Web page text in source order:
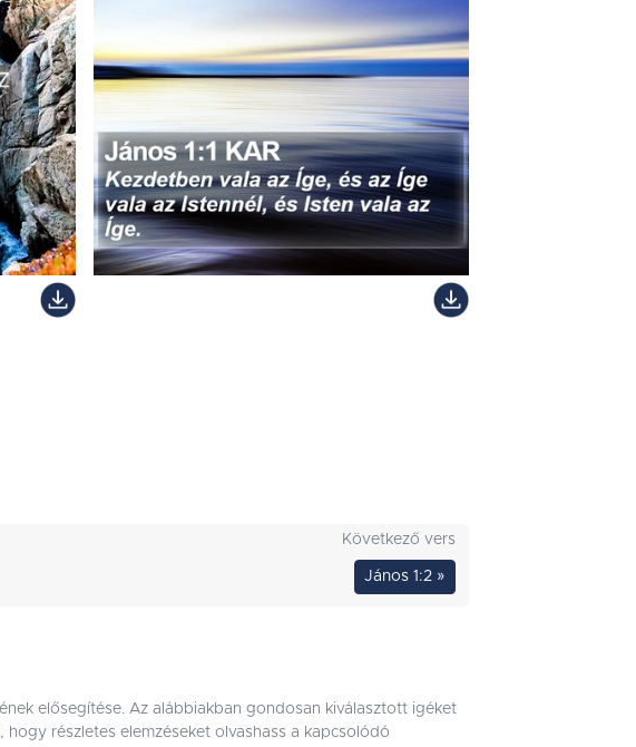
Következő vers
János 1:2 »
elősegítése. Az alábbiakban gondosan kiválasztott igéket
részletes elemzéseket olvashass a kapcsolódó